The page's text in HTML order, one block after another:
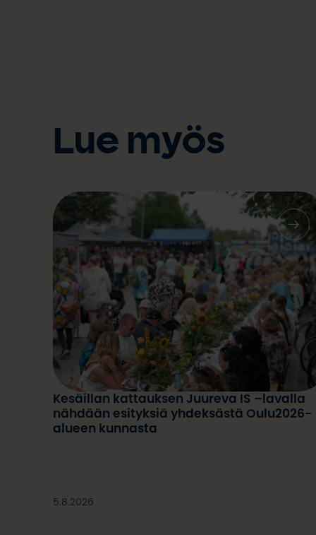
Lue myös
Kesäillan kattaus 2025. Kuva: Kevin Kallombo
Kesäillan kattauksen Juureva IS –lavalla
nähdään esityksiä yhdeksästä Oulu2026-
alueen kunnasta
5.8.2026